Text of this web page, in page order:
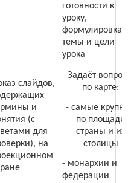
готовности к
уроку,
формулировка
темы и цели
урока
слайдов,
и
(с
для
на
Задаёт
по карте:
- самые
по площади
страны и их
столицы
- монархии и
федерации